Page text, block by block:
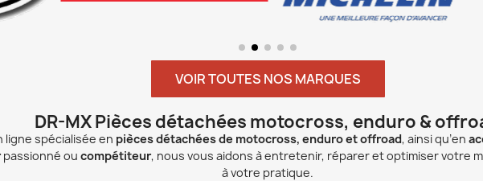
VOIR TOUTES NOS MARQUES
DR-MX Pièces détachées motocross, enduro &
spécialisée en pièces détachées de motocross, enduro et offroad, ainsi qu’en
passionné ou compétiteur, nous vous aidons à entretenir, réparer et optimiser votre
à votre pratique.